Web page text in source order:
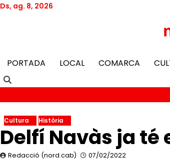
Skip
Ds, ag. 8, 2026
PORTADA
LOCAL COMARCA
Cultura Història
Delfí Navàs ja
Redacció (nord.cab) 07/02/2022